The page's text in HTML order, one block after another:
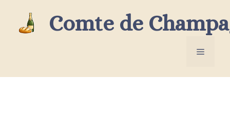
contenu
Comte de
Menu